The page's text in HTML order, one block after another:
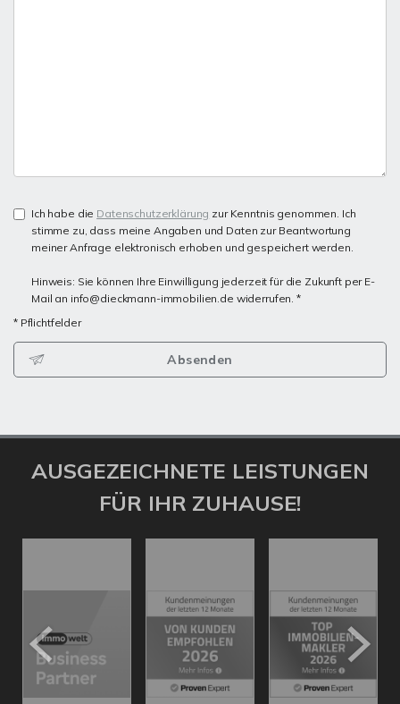
Ich habe die Datenschutzerklärung zur Kenntnis genommen. Ich
stimme zu, dass meine Angaben und Daten zur Beantwortung
meiner Anfrage elektronisch erhoben und gespeichert werden.
Hinweis: Sie können Ihre Einwilligung jederzeit für die Zukunft per E-
Mail an info@dieckmann-immobilien.de widerrufen. *
* Pflichtfelder
Absenden
AUSGEZEICHNETE LEISTUNGEN
FÜR IHR ZUHAUSE!